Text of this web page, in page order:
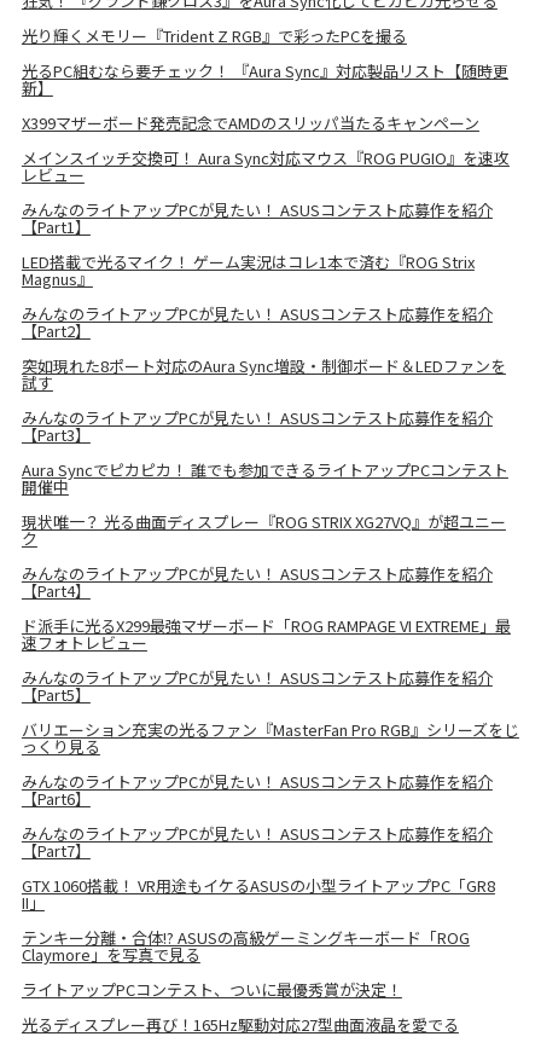
光り輝くメモリー『Trident Z RGB』で彩ったPCを撮る
光るPC組むなら要チェック！ 『Aura Sync』対応製品リスト【随時更
新】
X399マザーボード発売記念でAMDのスリッパ当たるキャンペーン
メインスイッチ交換可！ Aura Sync対応マウス『ROG PUGIO』を速攻
レビュー
みんなのライトアップPCが見たい！ ASUSコンテスト応募作を紹介
【Part1】
LED搭載で光るマイク！ ゲーム実況はコレ1本で済む『ROG Strix
Magnus』
みんなのライトアップPCが見たい！ ASUSコンテスト応募作を紹介
【Part2】
突如現れた8ポート対応のAura Sync増設・制御ボード＆LEDファンを
試す
みんなのライトアップPCが見たい！ ASUSコンテスト応募作を紹介
【Part3】
Aura Syncでピカピカ！ 誰でも参加できるライトアップPCコンテスト
開催中
現状唯一？ 光る曲面ディスプレー『ROG STRIX XG27VQ』が超ユニー
ク
みんなのライトアップPCが見たい！ ASUSコンテスト応募作を紹介
【Part4】
ド派手に光るX299最強マザーボード「ROG RAMPAGE VI EXTREME」最
速フォトレビュー
みんなのライトアップPCが見たい！ ASUSコンテスト応募作を紹介
【Part5】
バリエーション充実の光るファン『MasterFan Pro RGB』シリーズをじ
っくり見る
みんなのライトアップPCが見たい！ ASUSコンテスト応募作を紹介
【Part6】
みんなのライトアップPCが見たい！ ASUSコンテスト応募作を紹介
【Part7】
GTX 1060搭載！ VR用途もイケるASUSの小型ライトアップPC「GR8
II」
テンキー分離・合体!? ASUSの高級ゲーミングキーボード「ROG
Claymore」を写真で見る
ライトアップPCコンテスト、ついに最優秀賞が決定！
光るディスプレー再び！165Hz駆動対応27型曲面液晶を愛でる